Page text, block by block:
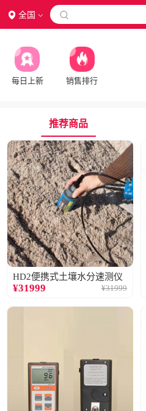
全国 
每日上新 销售排行
推荐商品
HD2便携式土壤水分速测仪
¥31999 ¥31999